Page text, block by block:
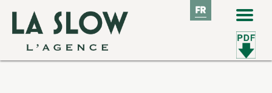
FR
FR